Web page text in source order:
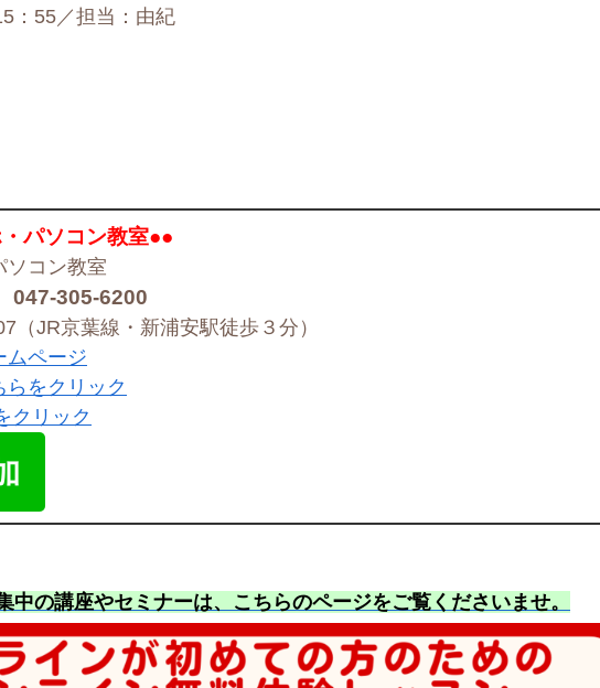
：55／担当：由紀
パソコン教室●●
ソコン教室
047-305-6200
（JR京葉線・新浦安駅徒歩３分）
ムページ
をクリック
クリック
中の講座やセミナーは、こちらのページをご覧くださいませ。